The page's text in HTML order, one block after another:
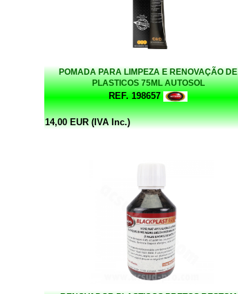
POMADA PARA LIMPEZA E RENOVAÇÃO DE
PLASTICOS 75ML AUTOSOL
REF. 198657
14,00 EUR (IVA Inc.)